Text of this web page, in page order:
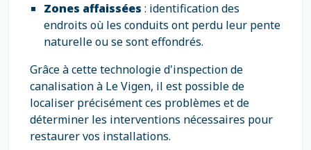
Zones affaissées : identification des
endroits où les conduits ont perdu leur pente
naturelle ou se sont effondrés.
Grâce à cette technologie d'inspection de
canalisation à Le Vigen, il est possible de
localiser précisément ces problèmes et de
déterminer les interventions nécessaires pour
restaurer vos installations.